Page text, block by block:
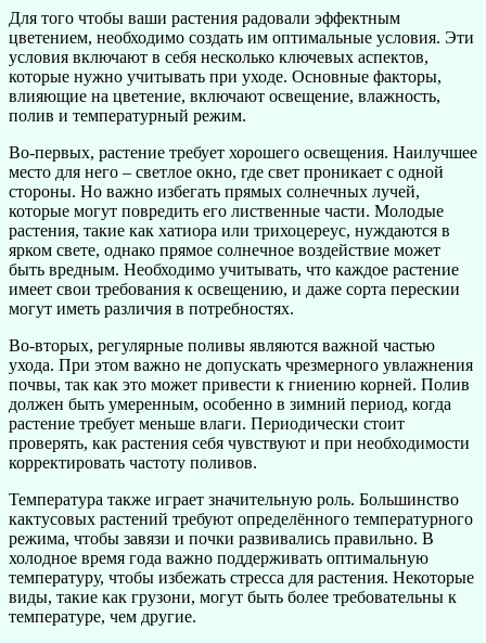
Для того чтобы ваши растения радовали эффектным
цветением, необходимо создать им оптимальные условия. Эти
условия включают в себя несколько ключевых аспектов,
которые нужно учитывать при уходе. Основные факторы,
влияющие на цветение, включают освещение, влажность,
полив и температурный режим.
Во-первых, растение требует хорошего освещения. Наилучшее
место для него – светлое окно, где свет проникает с одной
стороны. Но важно избегать прямых солнечных лучей,
которые могут повредить его лиственные части. Молодые
растения, такие как хатиора или трихоцереус, нуждаются в
ярком свете, однако прямое солнечное воздействие может
быть вредным. Необходимо учитывать, что каждое растение
имеет свои требования к освещению, и даже сорта перескии
могут иметь различия в потребностях.
Во-вторых, регулярные поливы являются важной частью
ухода. При этом важно не допускать чрезмерного увлажнения
почвы, так как это может привести к гниению корней. Полив
должен быть умеренным, особенно в зимний период, когда
растение требует меньше влаги. Периодически стоит
проверять, как растения себя чувствуют и при необходимости
корректировать частоту поливов.
Температура также играет значительную роль. Большинство
кактусовых растений требуют определённого температурного
режима, чтобы завязи и почки развивались правильно. В
холодное время года важно поддерживать оптимальную
температуру, чтобы избежать стресса для растения. Некоторые
виды, такие как грузони, могут быть более требовательны к
температуре, чем другие.